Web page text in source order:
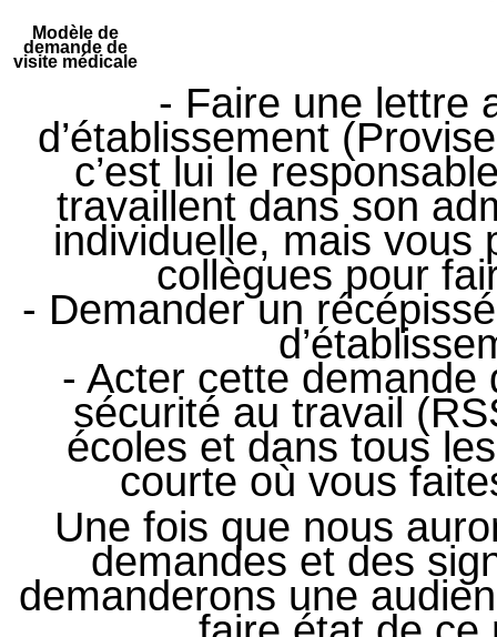
Modèle de
demande de
visite médicale
- Faire une lettre
d’établissement
c’est lui le
travaillent dans son
individuelle, mais vous
collègues pour
- Demander un
- Acter cette demande
sécurité au travail
écoles et dans tous
courte où vous
Une fois que nous
demandes et des
demanderons une